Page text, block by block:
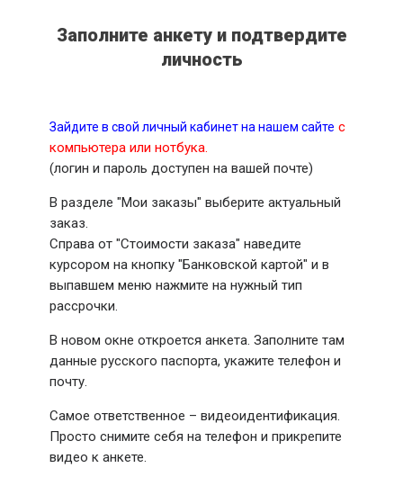
Заполните анкету и подтвердите
личность
Зайдите в свой личный кабинет на нашем сайте с
компьютера или нотбука.
(логин и пароль доступен на вашей почте)
В разделе "Мои заказы" выберите актуальный
заказ.
Справа от "Стоимости заказа" наведите
курсором на кнопку "Банковской картой" и в
выпавшем меню нажмите на нужный тип
рассрочки.
В новом окне откроется анкета. Заполните там
данные русского паспорта, укажите телефон и
почту.
Самое ответственное – видеоидентификация.
Просто снимите себя на телефон и прикрепите
видео к анкете.